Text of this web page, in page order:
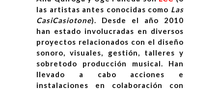
las artistas antes conocidas como Las
CasiCasiotone). Desde el año 2010
han estado involucradas en diversos
proyectos relacionados con el diseño
sonoro, visuales, gestión, talleres y
sobretodo producción musical. Han
llevado a cabo acciones e
instalaciones en colaboración con